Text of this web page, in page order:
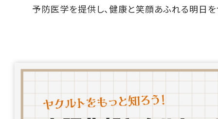
予防医学を提供し、健康と笑顔あふれる明日を